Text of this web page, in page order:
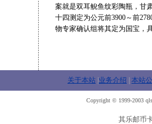
案就是双耳鲵鱼纹彩陶瓶，甘
十四测定为公元前3900～前
物专家确认组将其定为国宝，
关于本站 业务介绍 本站
Copyright © 1999-2003
其乐邮币